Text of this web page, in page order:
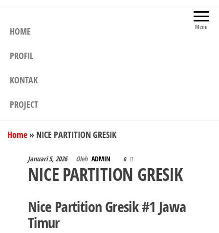
Menu
HOME
PROFIL
KONTAK
PROJECT
Home » NICE PARTITION GRESIK
Januari 5, 2026 Oleh ADMIN 0
NICE PARTITION GRESIK
Nice Partition Gresik #1 Jawa
Timur